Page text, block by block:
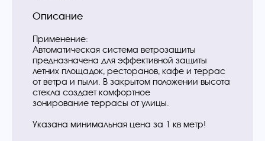
Описание
Применение:
Автоматическая система ветрозащиты
предназначена для эффективной защиты
летних площадок, ресторанов, кафе и террас
от ветра и пыли. В закрытом положении высота
стекла создает комфортное
зонирование террасы от улицы.
Указана минимальная цена за 1 кв метр!